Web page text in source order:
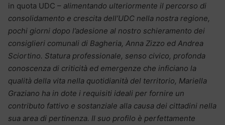
in quota UDC – alimentando ulteriormente il percorso di
consolidamento e crescita dell’UDC nella nostra regione,
pochi giorni dopo l’adesione al nostro schieramento dei
consiglieri comunali di Bagheria, Anna Zizzo ed Andrea
Sciortino. Statura professionale, senso civico, profonda
conoscenza di criticità ed emergenze che inficiano la
qualità della vita nella quotidianità del territorio, Mariella
Graziano ha in dote i requisiti ideali per fornire un
contributo fattivo e sostanziale alla causa dei cittadini nella
sua area di pertinenza. Il suo profilo è perfettamente